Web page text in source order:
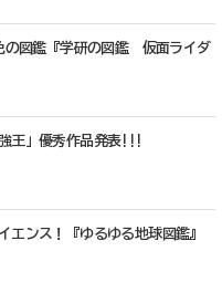
図鑑『学研の図鑑 仮面ライダ
王」優秀作品発表!!!
エンス！『ゆるゆる地球図鑑』